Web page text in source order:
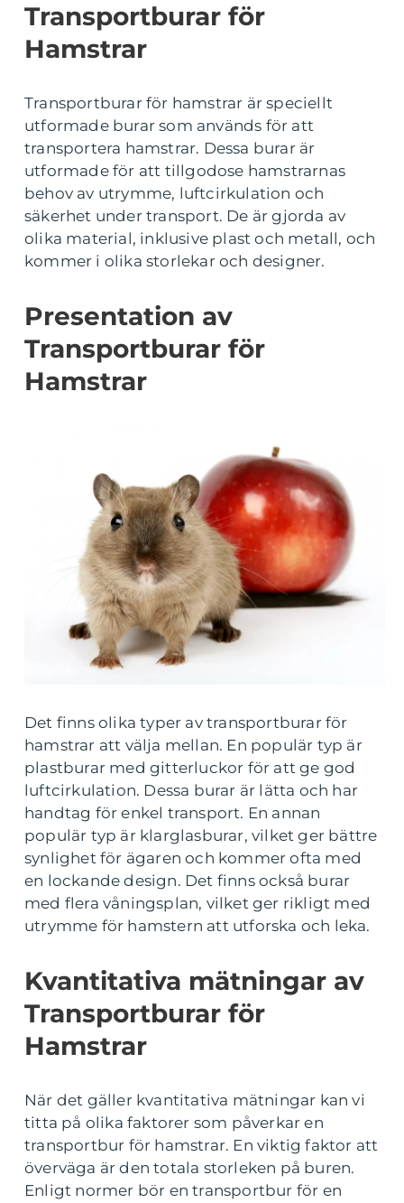
Transportburar för
Hamstrar
Transportburar för hamstrar är speciellt
utformade burar som används för att
transportera hamstrar. Dessa burar är
utformade för att tillgodose hamstrarnas
behov av utrymme, luftcirkulation och
säkerhet under transport. De är gjorda av
olika material, inklusive plast och metall, och
kommer i olika storlekar och designer.
Presentation av
Transportburar för
Hamstrar
Det finns olika typer av transportburar för
hamstrar att välja mellan. En populär typ är
plastburar med gitterluckor för att ge god
luftcirkulation. Dessa burar är lätta och har
handtag för enkel transport. En annan
populär typ är klarglasburar, vilket ger bättre
synlighet för ägaren och kommer ofta med
en lockande design. Det finns också burar
med flera våningsplan, vilket ger rikligt med
utrymme för hamstern att utforska och leka.
Kvantitativa mätningar av
Transportburar för
Hamstrar
När det gäller kvantitativa mätningar kan vi
titta på olika faktorer som påverkar en
transportbur för hamstrar. En viktig faktor att
överväga är den totala storleken på buren.
Enligt normer bör en transportbur för en